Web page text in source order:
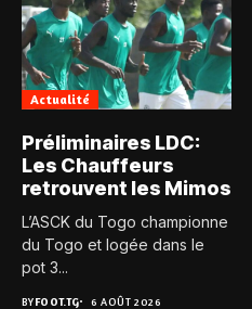
Actualité
Préliminaires LDC:
Les Chauffeurs
retrouvent les Mimos
L’ASCK du Togo championne
du Togo et logée dans le
pot 3...
BYFOOT.TG 6 AOÛT 2026